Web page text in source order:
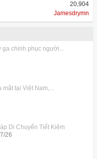
20,904
Jamesdrymn
ga chinh phục người...
tại Việt Nam,...
Di Chuyển Tiết Kiệm
26